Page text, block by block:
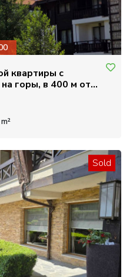
квартиры с
горы, в 400 м от
Банско
Sold